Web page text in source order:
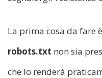
La prima cosa da fare
robots.txt non sia
che lo renderà